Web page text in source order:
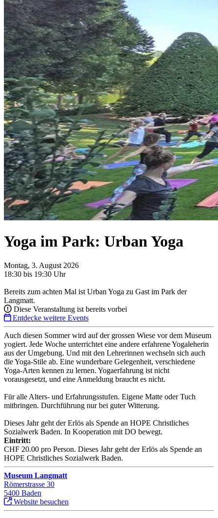
Yoga im Park: Urban Yoga
Montag, 3. August 2026
18:30 bis 19:30 Uhr
Bereits zum achten Mal ist Urban Yoga zu Gast im Park der
Langmatt.
Diese Veranstaltung ist bereits vorbei
Entdecke weitere Events
Auch diesen Sommer wird auf der grossen Wiese vor dem Museum
yogiert. Jede Woche unterrichtet eine andere erfahrene Yogaleherin
aus der Umgebung. Und mit den Lehrerinnen wechseln sich auch
die Yoga-Stile ab. Eine wunderbare Gelegenheit, verschiedene
Yoga-Arten kennen zu lernen. Yogaerfahrung ist nicht
vorausgesetzt, und eine Anmeldung braucht es nicht.
Für alle Alters- und Erfahrungsstufen. Eigene Matte oder Tuch
mitbringen. Durchführung nur bei guter Witterung.
Dieses Jahr geht der Erlös als Spende an HOPE Christliches
Sozialwerk Baden. In Kooperation mit DO bewegt.
Eintritt:
CHF 20.00 pro Person. Dieses Jahr geht der Erlös als Spende an
HOPE Christliches Sozialwerk Baden.
Museum Langmatt
Römerstrasse 30
5400 Baden
Website besuchen